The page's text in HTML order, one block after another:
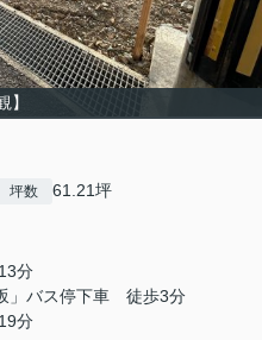
】
坪数 61.21坪
分
」バス停下車 徒歩3分
分